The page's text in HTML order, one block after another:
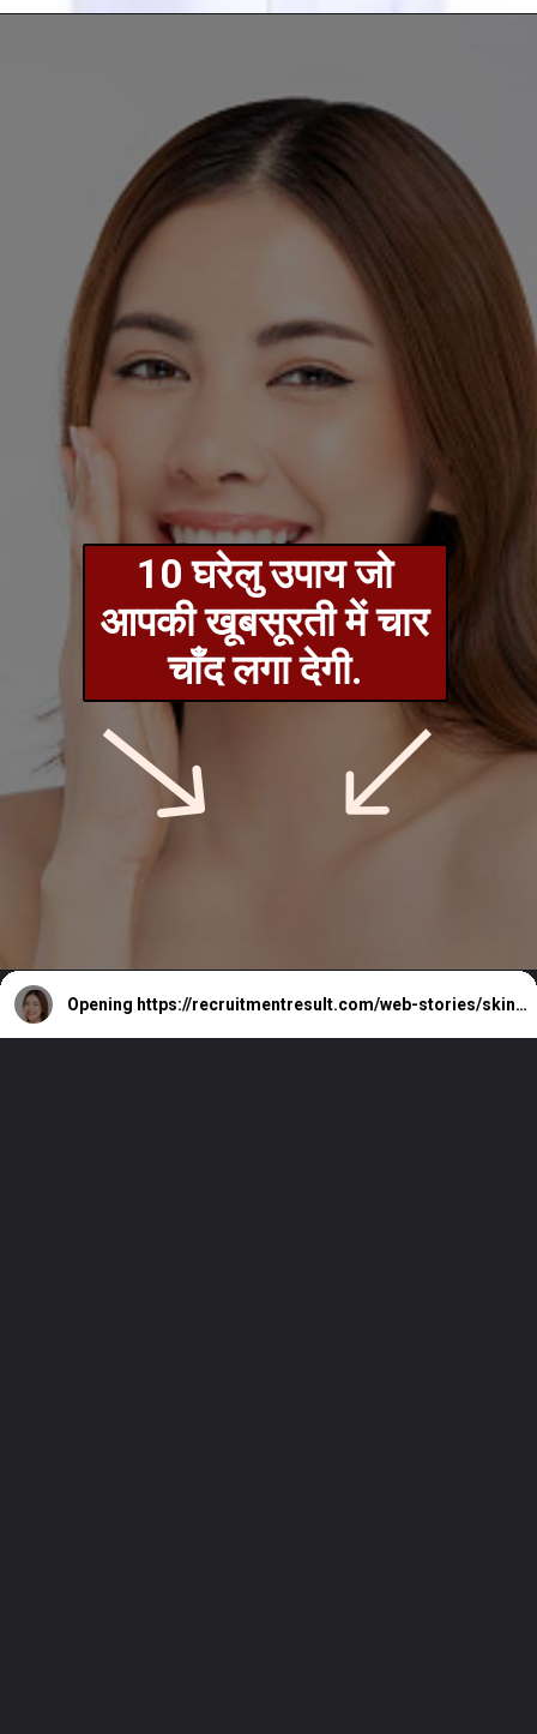
10 घरेलु उपाय जो
आपकी खूबसूरती में चार
चाँद लगा देगी.
Opening https://recruitmentresult.com/web-stories/skin-glowing-tips-naturally/